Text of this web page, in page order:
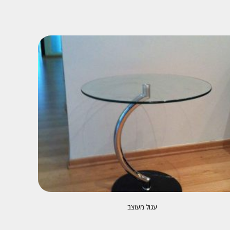
עגול מעוצב